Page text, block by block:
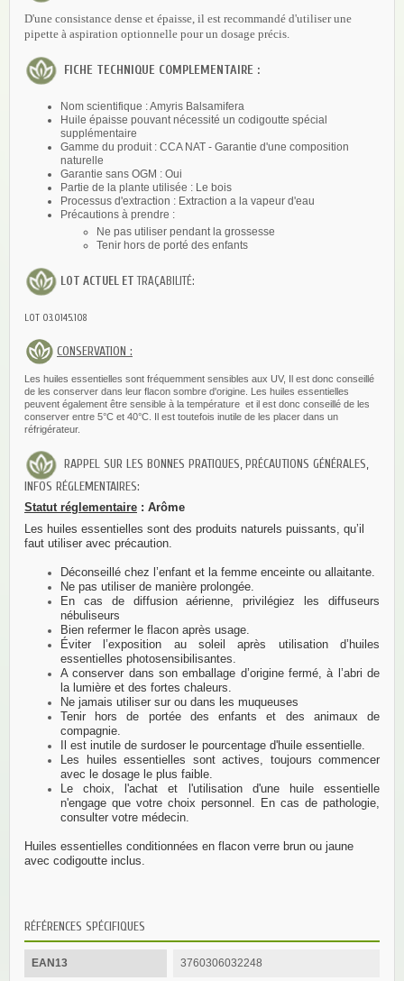
D'une consistance dense et épaisse, il est recommandé d'utiliser une
pipette à aspiration optionnelle pour un dosage précis.
FICHE TECHNIQUE COMPLEMENTAIRE :
Nom scientifique : Amyris Balsamifera
Huile épaisse pouvant nécessité un codigoutte spécial
supplémentaire
Gamme du produit : CCA NAT - Garantie d'une composition
naturelle
Garantie sans OGM : Oui
Partie de la plante utilisée : Le bois
Processus d'extraction : Extraction a la vapeur d'eau
Précautions à prendre :
Ne pas utiliser pendant la grossesse
Tenir hors de porté des enfants
LOT ACTUEL ETTRAÇABILITÉ:
LOT 03.0145.108
CONSERVATION :
Les huiles essentielles sont fréquemment sensibles aux UV, Il est donc conseillé
de les conserver dans leur flacon sombre d'origine. Les huiles essentielles
peuvent également être sensible à la température et il est donc conseillé de les
conserver entre 5°C et 40°C. Il est toutefois inutile de les placer dans un
réfrigérateur.
RAPPEL SUR LES BONNES PRATIQUES, PRÉCAUTIONS GÉNÉRALES,
INFOS RÉGLEMENTAIRES:
Statut réglementaire : Arôme
Les huiles essentielles sont des produits naturels puissants, qu’il
faut utiliser avec précaution.
Déconseillé chez l’enfant et la femme enceinte ou allaitante.
Ne pas utiliser de manière prolongée.
En cas de diffusion aérienne, privilégiez les diffuseurs
nébuliseurs
Bien refermer le flacon après usage.
Éviter l’exposition au soleil après utilisation d’huiles
essentielles photosensibilisantes.
A conserver dans son emballage d’origine fermé, à l’abri de
la lumière et des fortes chaleurs.
Ne jamais utiliser sur ou dans les muqueuses
Tenir hors de portée des enfants et des animaux de
compagnie.
Il est inutile de surdoser le pourcentage d'huile essentielle.
Les huiles essentielles sont actives, toujours commencer
avec le dosage le plus faible.
Le choix, l'achat et l'utilisation d'une huile essentielle
n'engage que votre choix personnel. En cas de pathologie,
consulter votre médecin.
Huiles essentielles conditionnées en flacon verre brun ou jaune
avec codigoutte inclus.
RÉFÉRENCES SPÉCIFIQUES
EAN13 3760306032248